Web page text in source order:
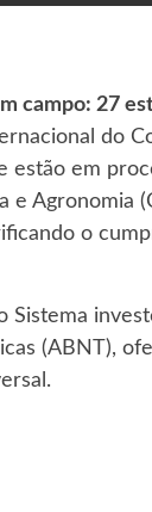
campo: 27
do
estão em
e Agronomia
o
Sistema
(ABNT),